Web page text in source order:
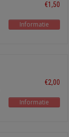
€1,50
Informatie
€2,00
Informatie